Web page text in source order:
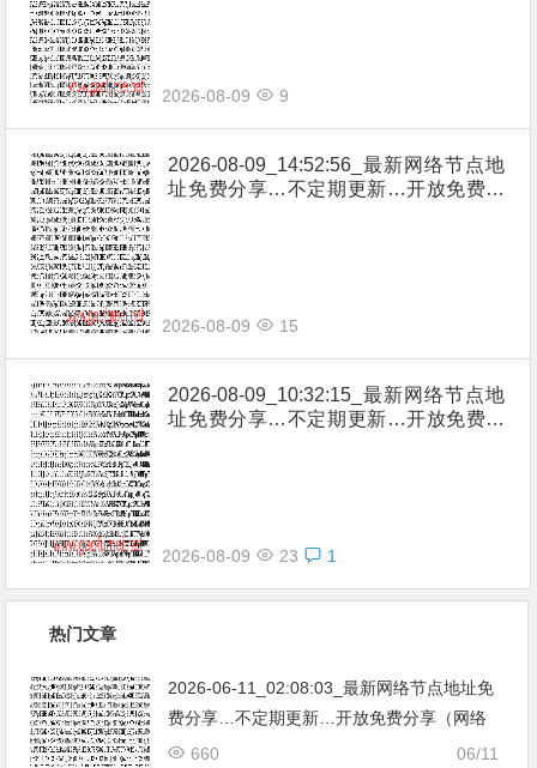
2026-08-09 9
2026-08-09_14:52:56_最新网络节点地
址免费分享…不定期更新…开放免费分
2026-08-09 15
2026-08-09_10:32:15_最新网络节点地
址免费分享…不定期更新…开放免费分
2026-08-09 23 1
热门文章
2026-06-11_02:08:03_最新网络节点地址免
费分享…不定期更新…开放免费分享（网络
免费节点香港|日本|韩国|新加坡|台湾|马来西
06/11
660